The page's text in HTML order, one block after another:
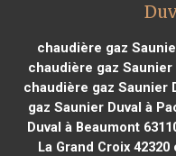
chaudière gaz
chaudière gaz Saunier
chaudière gaz Saunier
gaz Saunier Duval à
Duval à Beaumont
La Grand Croix 42320